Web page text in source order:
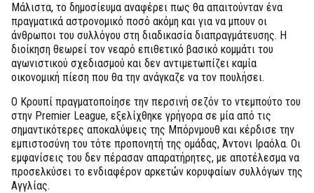
Μάλιστα, το δημοσίευμα αναφέρει πως θα απαιτούνταν ένα
πραγματικά αστρονομικό ποσό ακόμη και για να μπουν οι
άνθρωποι του συλλόγου στη διαδικασία διαπραγμάτευσης. Η
διοίκηση θεωρεί τον νεαρό επιθετικό βασικό κομμάτι του
αγωνιστικού σχεδιασμού και δεν αντιμετωπίζει καμία
οικονομική πίεση που θα την ανάγκαζε να τον πουλήσει.
Ο Κρουπί πραγματοποίησε την περσινή σεζόν το ντεμπούτο του
στην Premier League, εξελίχθηκε γρήγορα σε μία από τις
σημαντικότερες αποκαλύψεις της Μπόρνμουθ και κέρδισε την
εμπιστοσύνη του τότε προπονητή της ομάδας, Άντονι Ιραόλα. Οι
εμφανίσεις του δεν πέρασαν απαρατήρητες, με αποτέλεσμα να
προσελκύσει το ενδιαφέρον αρκετών κορυφαίων συλλόγων της
Αγγλίας.